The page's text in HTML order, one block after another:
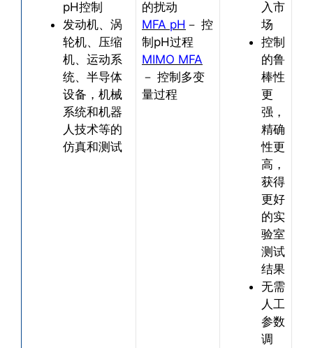
pH控制
发动机、涡
轮机、压缩
机、运动系
统、半导体
设备，机械
系统和机器
人技术等的
仿真和测试
的扰动
MFA pH － 控
制pH过程
MIMO MFA
－ 控制多变
量过程
入市
场
控制
的鲁
棒性
更
强，
精确
性更
高，
获得
更好
的实
验室
测试
结果
无需
人工
参数
调